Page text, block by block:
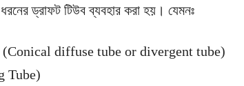
ধরনের ড্রাফট টিউব ব্যবহার করা হয়। যেমনঃ
(Conical diffuse tube or divergent tube)
Tube)